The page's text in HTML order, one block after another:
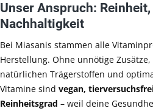
Unser Anspruch:
Nachhaltigkeit
Bei Miasanis stammen alle
Herstellung. Ohne unnötige
natürlichen Trägerstoffen und
Vitamine sind vegan,
Reinheitsgrad – weil deine